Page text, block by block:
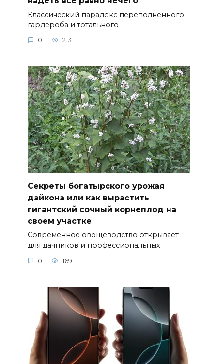
Классический парадокс переполненного
гардероба и тотального
0 213
Секреты богатырского урожая
дайкона или как вырастить
гигантский сочный корнеплод на
своем участке
Современное овощеводство открывает
для дачников и профессиональных
0 169